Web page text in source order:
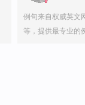
例句来自权威英文
等，提供最专业的